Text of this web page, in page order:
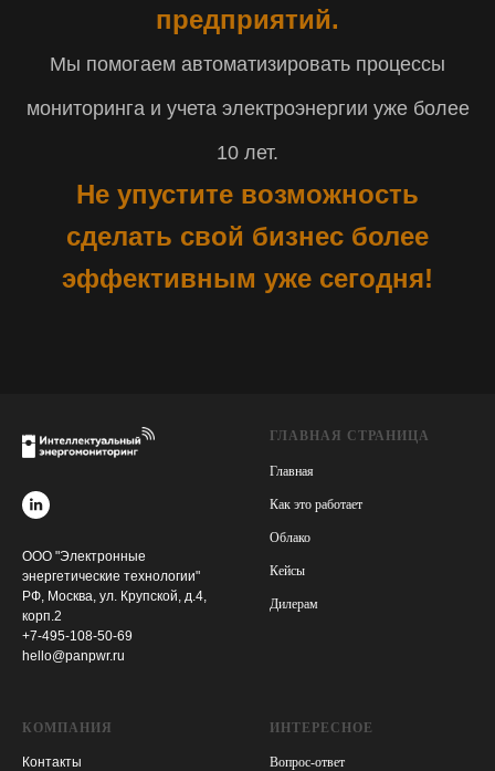
предприятий.
Мы помогаем автоматизировать процессы
мониторинга и учета электроэнергии уже более
10 лет.
Не упустите возможность
сделать свой бизнес более
эффективным уже сегодня!
ООО "Электронные
энергетические технологии"
РФ, Москва, ул. Крупской, д.4,
корп.2
+7-495-108-50-69
hello@panpwr.ru
ГЛАВНАЯ СТРАНИЦА
Главная
Как это работает
Облако
Кейсы
Дилерам
КОМПАНИЯ
Контакты
ИНТЕРЕСНОЕ
Вопрос-ответ